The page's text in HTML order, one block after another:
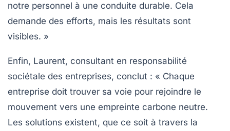
notre personnel à une conduite durable. Cela
demande des efforts, mais les résultats sont
visibles. »
Enfin, Laurent, consultant en responsabilité
sociétale des entreprises, conclut : « Chaque
entreprise doit trouver sa voie pour rejoindre le
mouvement vers une empreinte carbone neutre.
Les solutions existent, que ce soit à travers la